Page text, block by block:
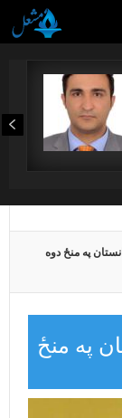
په منځ دوه
په منځ